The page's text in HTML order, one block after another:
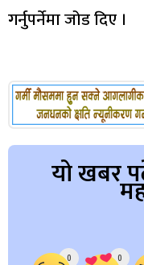
गर्नुपर्नेमा जोड दिए ।
यो खबर
0 0